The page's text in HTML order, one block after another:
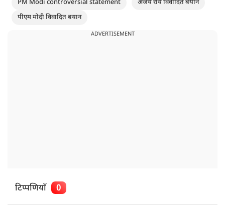
PM Modi controversial statement
अजय राय विवादित बयान
पीएम मोदी विवादित बयान
ADVERTISEMENT
टिप्पणियाँ 0